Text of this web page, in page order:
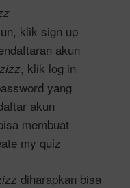
klik sign up
akun
, klik log in
yang
akun
membuat
my quiz
diharapkan bisa